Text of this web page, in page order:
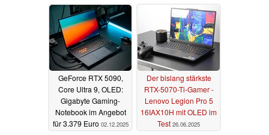
GeForce RTX 5090,
Core Ultra 9, OLED:
Gigabyte Gaming-
Notebook im Angebot
für 3.379 Euro 02.12.2025
Der bislang stärkste
RTX-5070-Ti-Gamer -
Lenovo Legion Pro 5
16IAX10H mit OLED im
Test 26.06.2025